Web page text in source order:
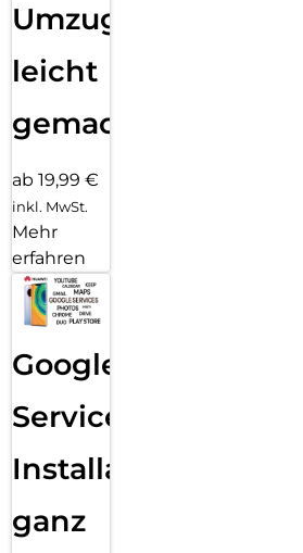
Umzug
leicht
gemacht!
ab 19,99 €
inkl. MwSt.
Mehr
erfahren
Google
Services
Installation
ganz